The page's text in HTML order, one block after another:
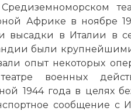
Африке в ноябре
высадки в Италии в
были
опыт некоторых
театре военных
1944 года в целях
сообщение с